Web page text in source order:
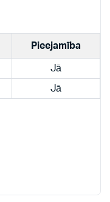
Pieejamība
Jā
Jā